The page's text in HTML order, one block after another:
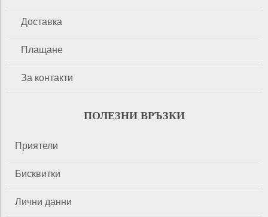
Доставка
Плащане
За контакти
ПОЛЕЗНИ ВРЪЗКИ
Приятели
Бисквитки
Лични данни